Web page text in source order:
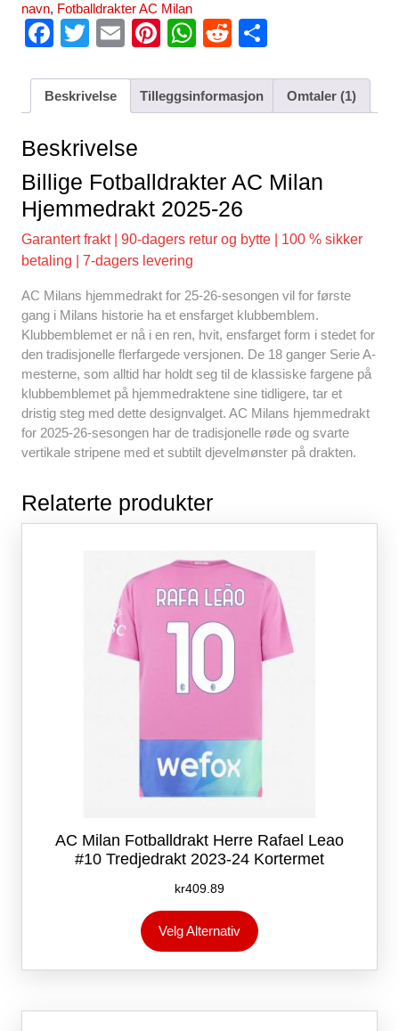
navn, Fotballdrakter AC Milan
F
c
b
o
o
k
T
tt
E
ail
Pi
er
e
W
at
s
p
p
R
d
di
ar
e
Beskrivelse Tilleggsinformasjon Omtaler (1)
Beskrivelse
Billige Fotballdrakter AC Milan
Hjemmedrakt 2025-26
Garantert frakt | 90-dagers retur og bytte | 100 % sikker
betaling | 7-dagers levering
AC Milans hjemmedrakt for 25-26-sesongen vil for første
gang i Milans historie ha et ensfarget klubbemblem.
Klubbemblemet er nå i en ren, hvit, ensfarget form i stedet for
den tradisjonelle flerfargede versjonen. De 18 ganger Serie A-
mesterne, som alltid har holdt seg til de klassiske fargene på
klubbemblemet på hjemmedraktene sine tidligere, tar et
dristig steg med dette designvalget. AC Milans hjemmedrakt
for 2025-26-sesongen har de tradisjonelle røde og svarte
vertikale stripene med et subtilt djevelmønster på drakten.
Relaterte produkter
AC Milan Fotballdrakt Herre Rafael Leao
#10 Tredjedrakt 2023-24 Kortermet
kr409.89
Velg Alternativ
produktet
flere
Alternativene